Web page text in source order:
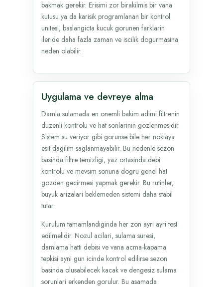
bakmak gerekir. Erisimi zor birakilmis bir vana
kutusu ya da karisik programlanan bir kontrol
unitesi, baslangicta kucuk gorunen farklarin
ileride daha fazla zaman ve iscilik dogurmasina
neden olabilir.
Uygulama ve devreye alma
Damla sulamada en onemli bakim adimi filtrenin
duzenli kontrolu ve hat sonlarinin gozlenmesidir.
Sistem su veriyor gibi gorunse bile her noktaya
esit dagilim saglanmayabilir. Bu nedenle sezon
basinda filtre temizligi, yaz ortasinda debi
kontrolu ve mevsim sonuna dogru genel hat
gozden gecirmesi yapmak gerekir. Bu rutinler,
buyuk arizalari beklemeden sistemi daha stabil
tutar.
Kurulum tamamlandiginda her zon ayri ayri test
edilmelidir. Nozul acilari, sulama suresi,
damlama hatti debisi ve vana acma-kapama
tepkisi ayni gun icinde kontrol edilirse sezon
basinda olusabilecek kacak ve dengesiz sulama
sorunlari erkenden gorulur. Bu asamada